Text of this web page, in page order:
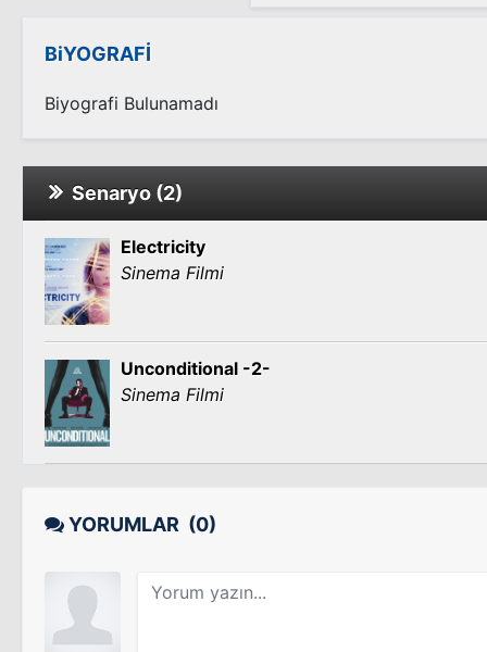
BiYOGRAFİ
Biyografi Bulunamadı
Senaryo (2)
Electricity
Sinema Filmi
Unconditional -2-
Sinema Filmi
YORUMLAR (0)